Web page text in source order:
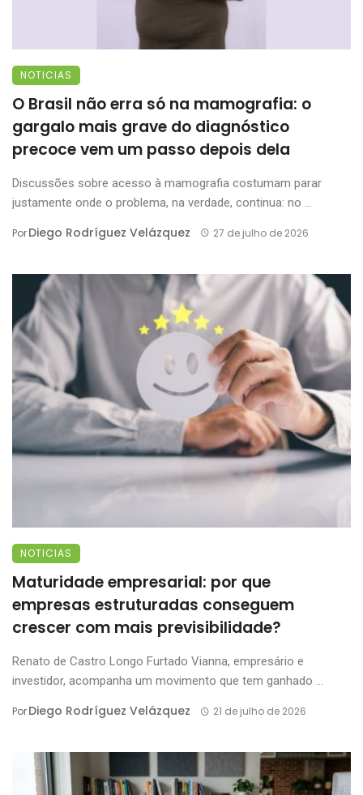
NOTICIAS
O Brasil não erra só na mamografia: o
gargalo mais grave do diagnóstico
precoce vem um passo depois dela
Discussões sobre acesso à mamografia costumam parar
justamente onde o problema, na verdade, continua: no ...
PorDiego Rodríguez Velázquez 27 de julho de 2026
NOTICIAS
Maturidade empresarial: por que
empresas estruturadas conseguem
crescer com mais previsibilidade?
Renato de Castro Longo Furtado Vianna, empresário e
investidor, acompanha um movimento que tem ganhado ...
PorDiego Rodríguez Velázquez 21 de julho de 2026